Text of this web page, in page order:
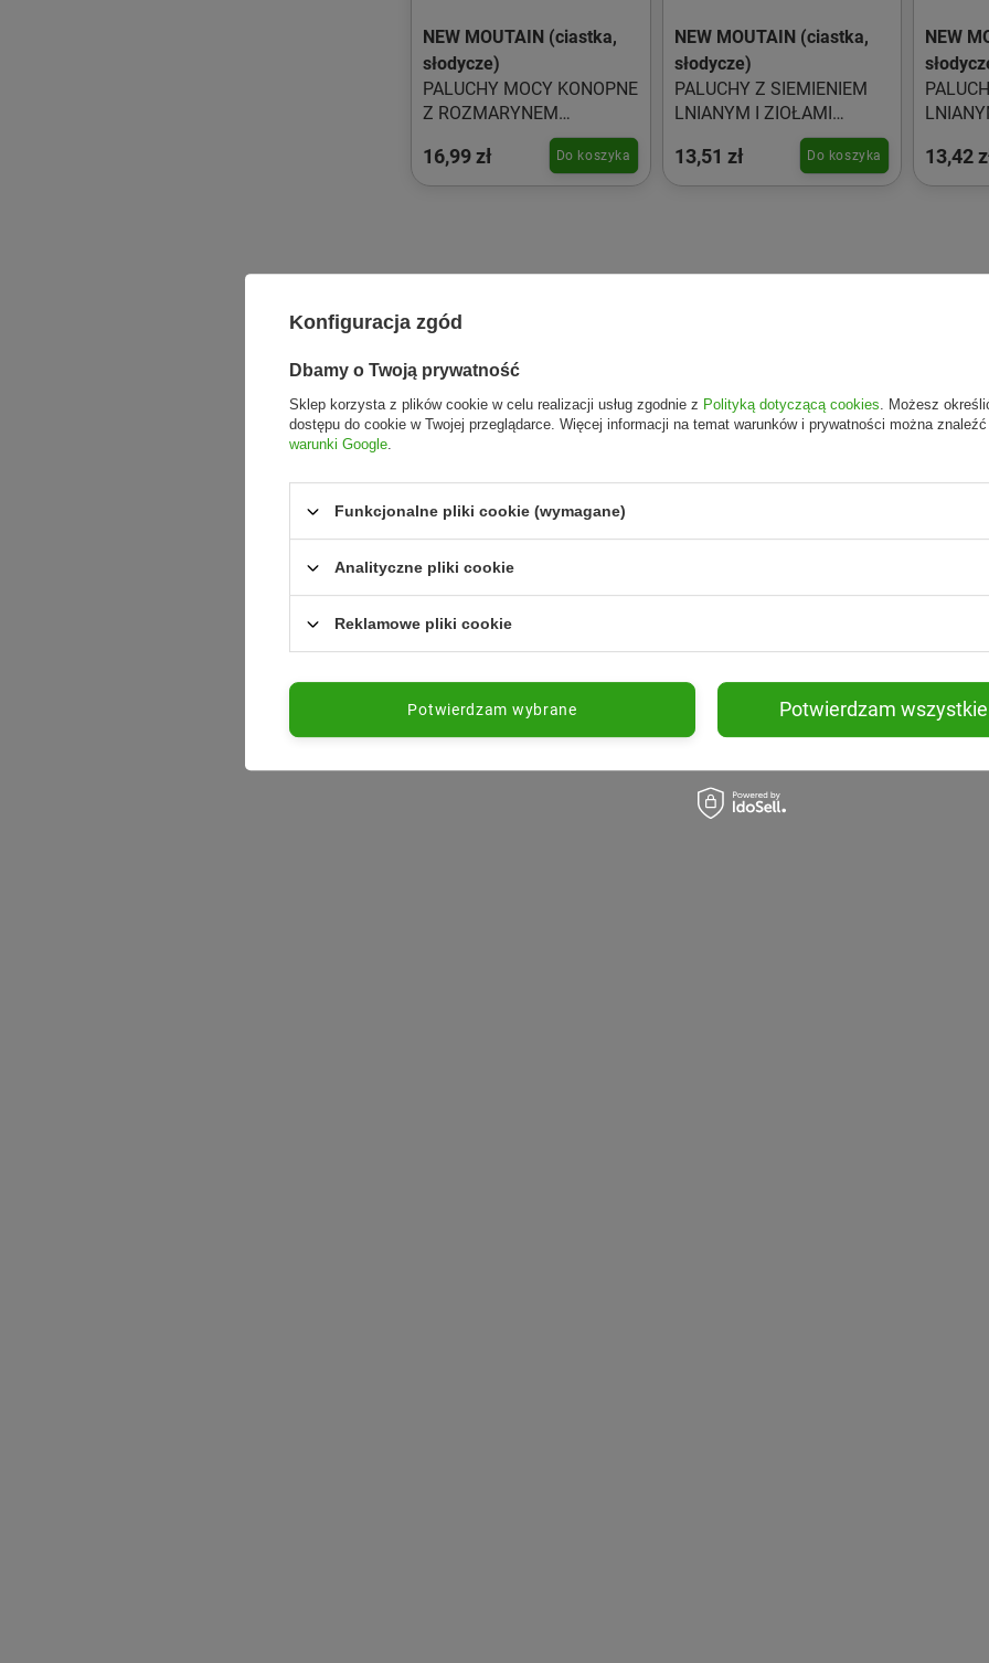
NEW MOUTAIN (ciastka,
słodycze)
PALUCHY MOCY KONOPNE
Z ROZMARYNEM
BEZGLUTENOWE 200 g -
NEW MOUNTAIN
16,99 zł Do koszyka
NEW MOUTAIN (ciastka,
słodycze)
PALUCHY Z SIEMIENIEM
LNIANYM I ZIOŁAMI
BEZGLUTENOWE 200 g -
NEW MOUNTAIN
13,51 zł Do koszyka
NEW
NEW
13,42
Konfiguracja zgód
Dbamy o Twoją prywatność
Sklep korzysta z plików cookie w celu realizacji usług zgodnie z Polityką dotyczącą cookies. Możesz
dostępu do cookie w Twojej przeglądarce. Więcej informacji na temat warunków i prywatności można
warunki Google.
Funkcjonalne pliki cookie (wymagane)
Analityczne pliki cookie
Reklamowe pliki cookie
Potwierdzam wybrane Potwierdzam wszystkie